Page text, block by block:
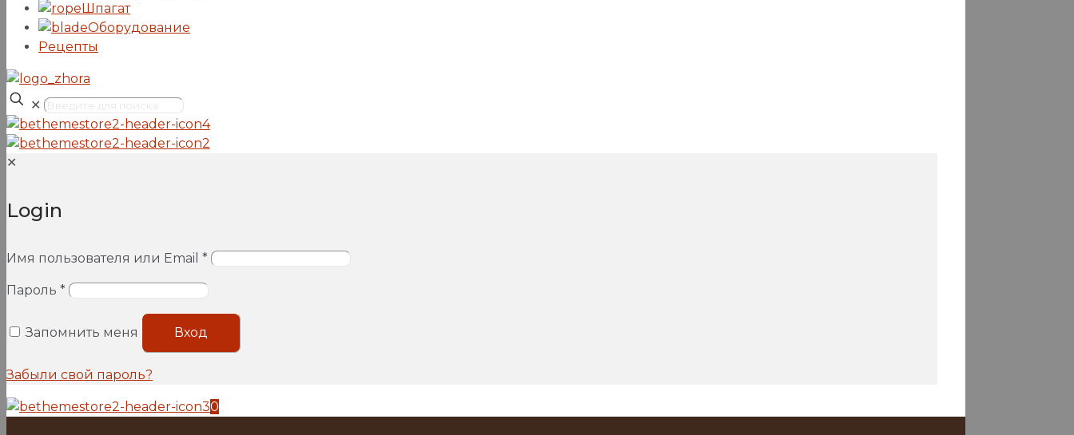
Шпагат
Оборудование
Рецепты
✕
✕
Login
Имя пользователя или Email *
Пароль *
Запомнить меня Вход
Забыли свой пароль?
0